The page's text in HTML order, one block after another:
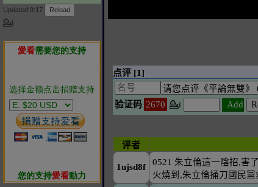
Updated:9:17
💁ℹ
愛看需要您的支持
选择金额点击捐赠支持
您的支持愛看動力